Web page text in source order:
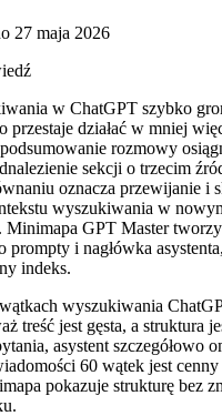
27 maja 2026
w ChatGPT szybko
przestaje działać w mniej
rozmowy
sekcji o trzecim
oznacza przewijanie i
wyszukiwania w
Minimapa GPT Master
prompty i nagłówka
indeks.
wyszukiwania
treść jest gęsta, a struktura
asystent szczegółowo
60 wątek jest
pokazuje strukturę bez